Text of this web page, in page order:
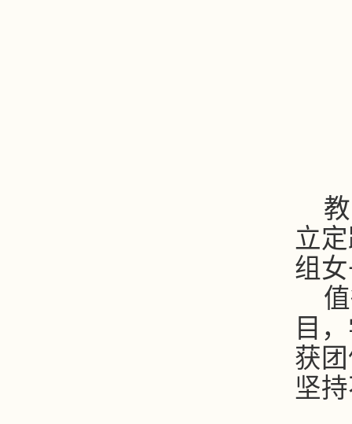
立
组
目
获
坚